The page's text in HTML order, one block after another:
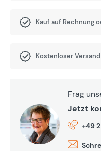
Kauf auf Rechnung
Kostenloser
Frag
Jetzt
+49